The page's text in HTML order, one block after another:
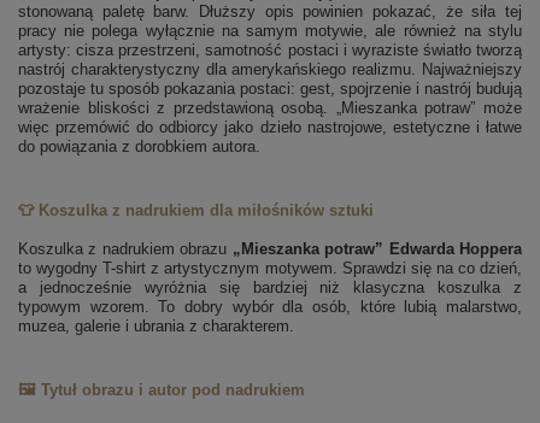
stonowaną paletę barw. Dłuższy opis powinien pokazać, że siła tej
pracy nie polega wyłącznie na samym motywie, ale również na stylu
artysty: cisza przestrzeni, samotność postaci i wyraziste światło tworzą
nastrój charakterystyczny dla amerykańskiego realizmu. Najważniejszy
pozostaje tu sposób pokazania postaci: gest, spojrzenie i nastrój budują
wrażenie bliskości z przedstawioną osobą. „Mieszanka potraw” może
więc przemówić do odbiorcy jako dzieło nastrojowe, estetyczne i łatwe
do powiązania z dorobkiem autora.
👕 Koszulka z nadrukiem dla miłośników sztuki
Koszulka z nadrukiem obrazu „Mieszanka potraw” Edwarda Hoppera
to wygodny T-shirt z artystycznym motywem. Sprawdzi się na co dzień,
a jednocześnie wyróżnia się bardziej niż klasyczna koszulka z
typowym wzorem. To dobry wybór dla osób, które lubią malarstwo,
muzea, galerie i ubrania z charakterem.
🖼️ Tytuł obrazu i autor pod nadrukiem